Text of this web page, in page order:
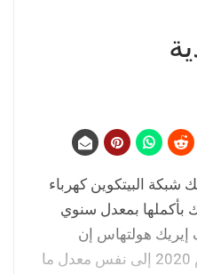
شبكة البيتكوين كهرباء
بأكملها بمعدل سنوي
إيريك هولتهاس إن
الإستهلاك سيصل بحلول عام 2020 إلى نفس معدل ما